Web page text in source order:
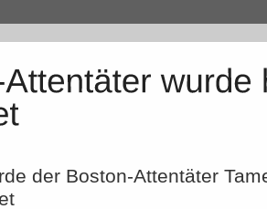
der Boston-Attentäter